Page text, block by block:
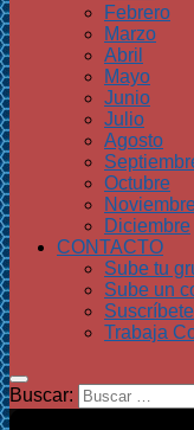
Febrero
Marzo
Abril
Mayo
Junio
Julio
Agosto
Octubre
Diciembre
CONTACTO
Sube tu
Sube un
Suscríbete
Trabaja
Buscar: